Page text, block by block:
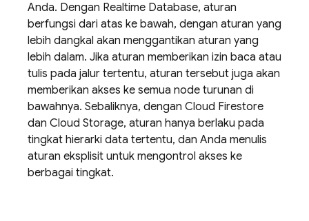
Anda. Dengan Realtime Database, aturan
berfungsi dari atas ke bawah, dengan aturan yang
lebih dangkal akan menggantikan aturan yang
lebih dalam. Jika aturan memberikan izin baca atau
tulis pada jalur tertentu, aturan tersebut juga akan
memberikan akses ke semua node turunan di
bawahnya. Sebaliknya, dengan Cloud Firestore
dan Cloud Storage, aturan hanya berlaku pada
tingkat hierarki data tertentu, dan Anda menulis
aturan eksplisit untuk mengontrol akses ke
berbagai tingkat.